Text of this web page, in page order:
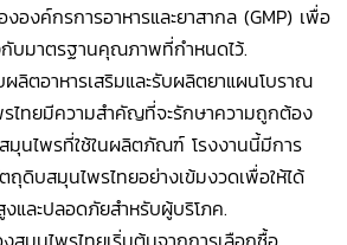
งค์กรการอาหารและยาสากล (GMP) เพื่อ
บมาตรฐานคุณภาพที่กำหนดไว้.
ผลิตอาหารเสริมและรับผลิตยาแผนโบราณ
ไทยมีความสำคัญที่จะรักษาความถูกต้อง
มุนไพรที่ใช้ในผลิตภัณฑ์ โรงงานนี้มีการ
ดิบสมุนไพรไทยอย่างเข้มงวดเพื่อให้ได้
ละปลอดภัยสำหรับผู้บริโภค.